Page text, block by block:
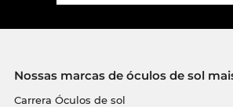
Nossas marcas de óculos de sol
Carrera Óculos de sol